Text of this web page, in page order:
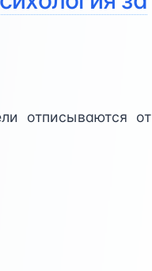
отписываются от